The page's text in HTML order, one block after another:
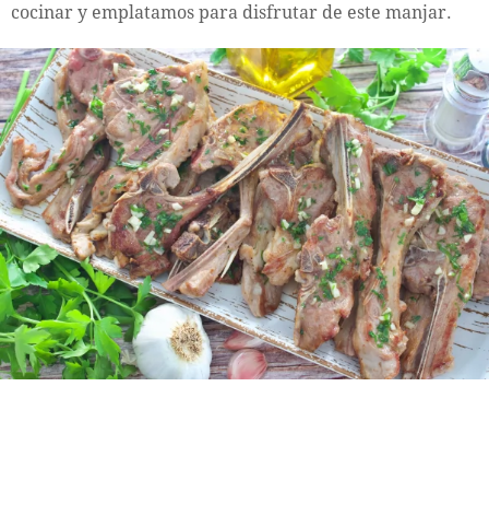
cocinar y emplatamos para disfrutar de este manjar.